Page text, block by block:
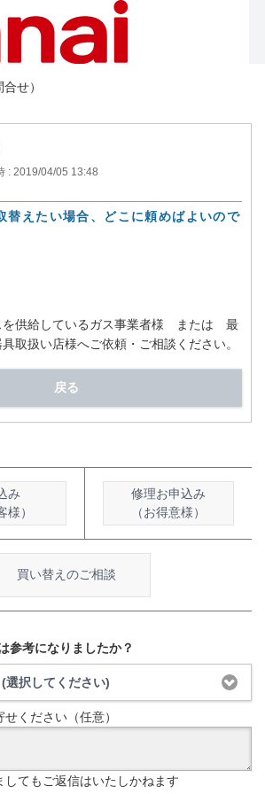
せ）
: 2019/04/05 13:48
替えたい場合、どこに頼めばよいので
を供給しているガス事業者様 または 最
取扱い店様へご依頼・ご相談ください。
戻る
み
様）
修理お申込み
（お得意様）
買い替えのご相談
参考になりましたか？
(選択してください)
ください（任意）
してもご返信はいたしかねます